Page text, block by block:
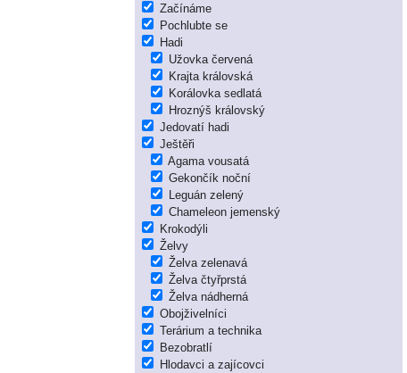
Začínáme
Pochlubte se
Hadi
Užovka červená
Krajta královská
Korálovka sedlatá
Hroznýš královský
Jedovatí hadi
Ještěři
Agama vousatá
Gekončík noční
Leguán zelený
Chameleon jemenský
Krokodýli
Želvy
Želva zelenavá
Želva čtyřprstá
Želva nádherná
Obojživelníci
Terárium a technika
Bezobratlí
Hlodavci a zajícovci